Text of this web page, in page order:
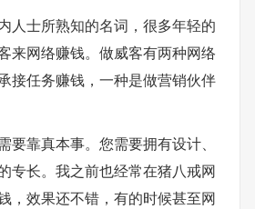
人士所熟知的名词，很多年轻的
来网络赚钱。做威客有两种网络
接任务赚钱，一种是做营销伙伴
要靠真本事。您需要拥有设计、
专长。我之前也经常在猪八戒网
，效果还不错，有的时候甚至网